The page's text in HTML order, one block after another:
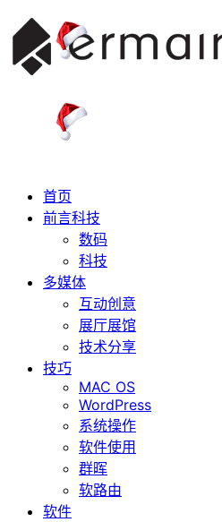
首页
前言科技
数码
科技
多媒体
互动创意
展厅展馆
技术分享
技巧
MAC OS
WordPress
系统操作
软件使用
群晖
软路由
软件